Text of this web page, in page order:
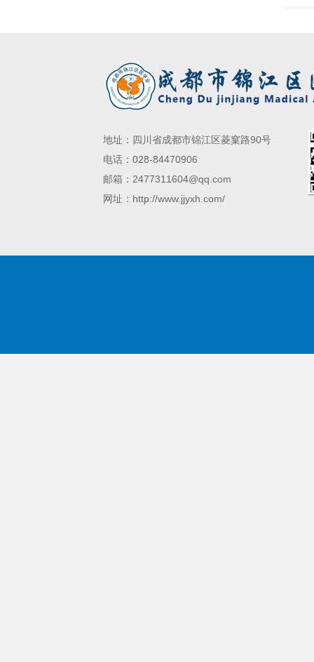
地址：四川省成都市锦江区菱窠路90号
电话：028-84470906
邮箱：2477311604@qq.com
网址：http://www.jjyxh.com/